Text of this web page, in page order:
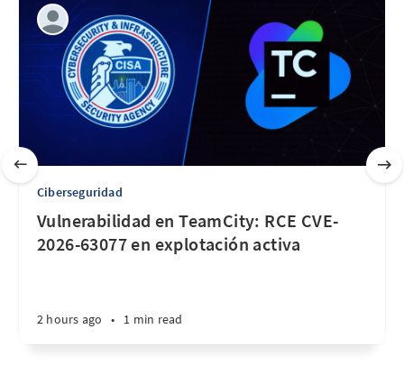
Ciberseguridad
Vulnerabilidad en TeamCity: RCE CVE-
2026-63077 en explotación activa
2 hours ago • 1 min read